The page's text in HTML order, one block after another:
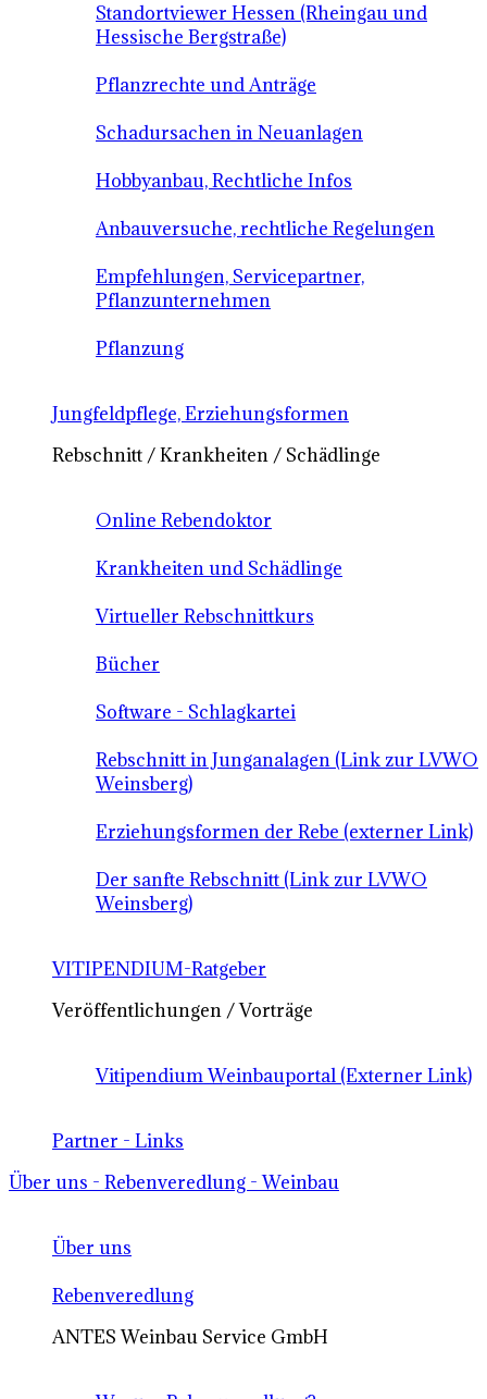
Standortviewer Hessen (Rheingau und
Hessische Bergstraße)
Pflanzrechte und Anträge
Schadursachen in Neuanlagen
Hobbyanbau, Rechtliche Infos
Anbauversuche, rechtliche Regelungen
Empfehlungen, Servicepartner,
Pflanzunternehmen
Pflanzung
Jungfeldpflege, Erziehungsformen
Rebschnitt / Krankheiten / Schädlinge
Online Rebendoktor
Krankheiten und Schädlinge
Virtueller Rebschnittkurs
Bücher
Software - Schlagkartei
Rebschnitt in Junganalagen (Link zur LVWO
Weinsberg)
Erziehungsformen der Rebe (externer Link)
Der sanfte Rebschnitt (Link zur LVWO
Weinsberg)
VITIPENDIUM-Ratgeber
Veröffentlichungen / Vorträge
Vitipendium Weinbauportal (Externer Link)
Partner - Links
Über uns - Rebenveredlung - Weinbau
Über uns
Rebenveredlung
ANTES Weinbau Service GmbH